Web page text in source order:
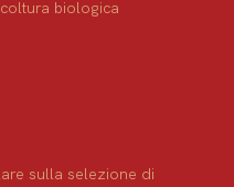
biologica
sulla selezione di